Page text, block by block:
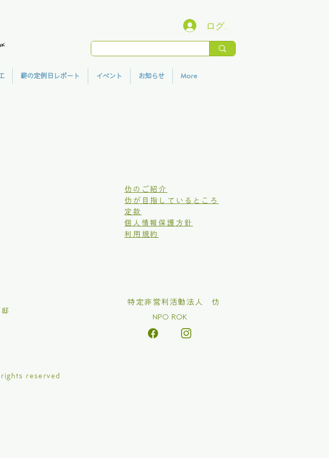
ログイン
薪の定例日レポート イベント お知らせ More
仂のご紹介
仂が目指しているところ
定款
個人情報保護方針
利用規約
​特定非営利活動法人 仂
NPO ROK
reserved